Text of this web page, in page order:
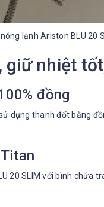
lạnh Ariston BLU
giữ nhiệt
đồng
dụng thanh đốt bằng
20 SLIM với bình